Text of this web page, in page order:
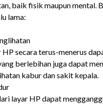
baik fisik maupun
lama:
HP secara terus-menerus
berlebihan juga dapat
kabur dan sakit kepala.
layar HP dapat